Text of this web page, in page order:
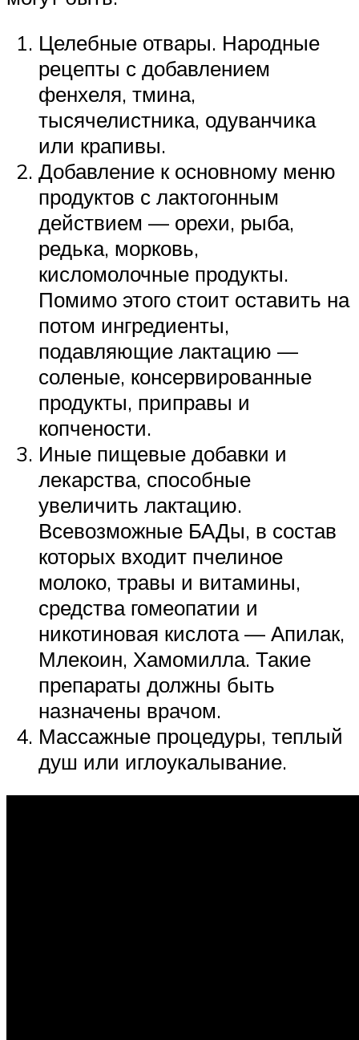
Целебные отвары. Народные
рецепты с добавлением
фенхеля, тмина,
тысячелистника, одуванчика
или крапивы.
Добавление к основному меню
продуктов с лактогонным
действием — орехи, рыба,
редька, морковь,
кисломолочные продукты.
Помимо этого стоит оставить на
потом ингредиенты,
подавляющие лактацию —
соленые, консервированные
продукты, приправы и
копчености.
Иные пищевые добавки и
лекарства, способные
увеличить лактацию.
Всевозможные БАДы, в состав
которых входит пчелиное
молоко, травы и витамины,
средства гомеопатии и
никотиновая кислота — Апилак,
Млекоин, Хамомилла. Такие
препараты должны быть
назначены врачом.
Массажные процедуры, теплый
душ или иглоукалывание.